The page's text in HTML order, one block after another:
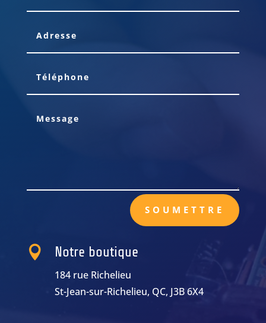
SOUMETTRE
 Notre boutique
184 rue Richelieu
St-Jean-sur-Richelieu, QC, J3B 6X4